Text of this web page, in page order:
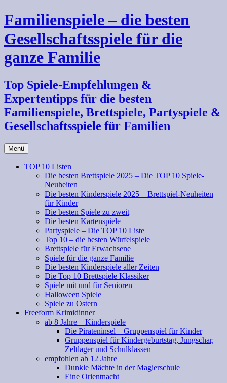
Zum
Inhalt
springen
Familienspiele – die besten
Gesellschaftsspiele für die
ganze Familie
Top Spiele-Empfehlungen &
Expertentipps für die besten
Familienspiele, Brettspiele, Partyspiele &
Gesellschaftsspiele für Familien
Menü
TOP 10 Listen
Die besten Brettspiele 2025 – Die TOP 10 Spiele-
Neuheiten
Die besten Kinderspiele 2025 – Brettspiel-Neuheiten
für Kinder
Die besten Spiele zu zweit
Die besten Kartenspiele
Partyspiele – Die TOP 10 Liste
Top 10 – die besten Würfelspiele
Brettspiele für Erwachsene
Spiele für die ganze Familie
Die besten Kinderspiele aller Zeiten
Die Top 10 Brettspiele Klassiker
Spiele mit und für Senioren
Halloween Spiele
Spiele zu Ostern
Freeform Krimidinner
ab 8 Jahre – Kinderspiele
Die Pirateninsel – Gruppenspiel für Kinder
Gruppenspiel für Kindergeburtstag, Jungschar,
Zeltlager und Schulklassen
empfohlen ab 12 Jahre
Dunkle Mächte in der Magierschule
Eine Orientnacht